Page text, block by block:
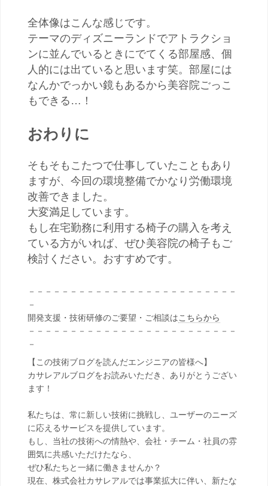
全体像はこんな感じです。
テーマのディズニーランドでアトラクショ
ンに並んでいるときにでてくる部屋感、個
人的には出ていると思います笑。部屋には
なんかでっかい鏡もあるから美容院ごっこ
もできる…！
おわりに
そもそもこたつで仕事していたこともあり
ますが、今回の環境整備でかなり労働環境
改善できました。
大変満足しています。
もし在宅勤務に利用する椅子の購入を考え
ている方がいれば、ぜひ美容院の椅子もご
検討ください。おすすめです。
－－－－－－－－－－－－－－－－－－－－－－－－－
－
開発支援・技術研修のご要望・ご相談はこちらから
－－－－－－－－－－－－－－－－－－－－－－－－－
－
【この技術ブログを読んだエンジニアの皆様へ】
カサレアルブログをお読みいただき、ありがとうござい
ます！
私たちは、常に新しい技術に挑戦し、ユーザーのニーズ
に応えるサービスを提供しています。
もし、当社の技術への情熱や、会社・チーム・社員の雰
囲気に共感いただけたなら、
ぜひ私たちと一緒に働きませんか？
現在、株式会社カサレアルでは事業拡大に伴い、新たな